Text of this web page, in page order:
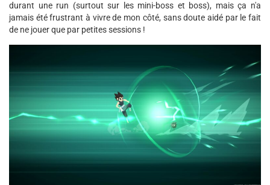
durant une run (surtout sur les mini-boss et boss), mais ça n'a
jamais été frustrant à vivre de mon côté, sans doute aidé par le fait
de ne jouer que par petites sessions !